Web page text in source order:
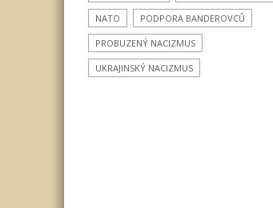
NATO PODPORA BANDEROVCŮ
PROBUZENÝ NACIZMUS
UKRAJINSKÝ NACIZMUS